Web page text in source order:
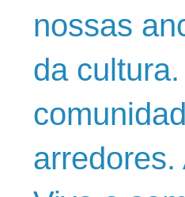
nossas
da